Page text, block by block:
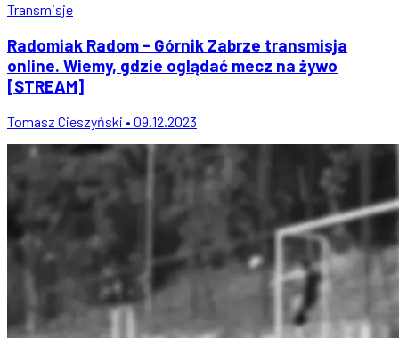
Transmisje
Radomiak Radom - Górnik Zabrze transmisja
online. Wiemy, gdzie oglądać mecz na żywo
[STREAM]
Tomasz Cieszyński • 09.12.2023